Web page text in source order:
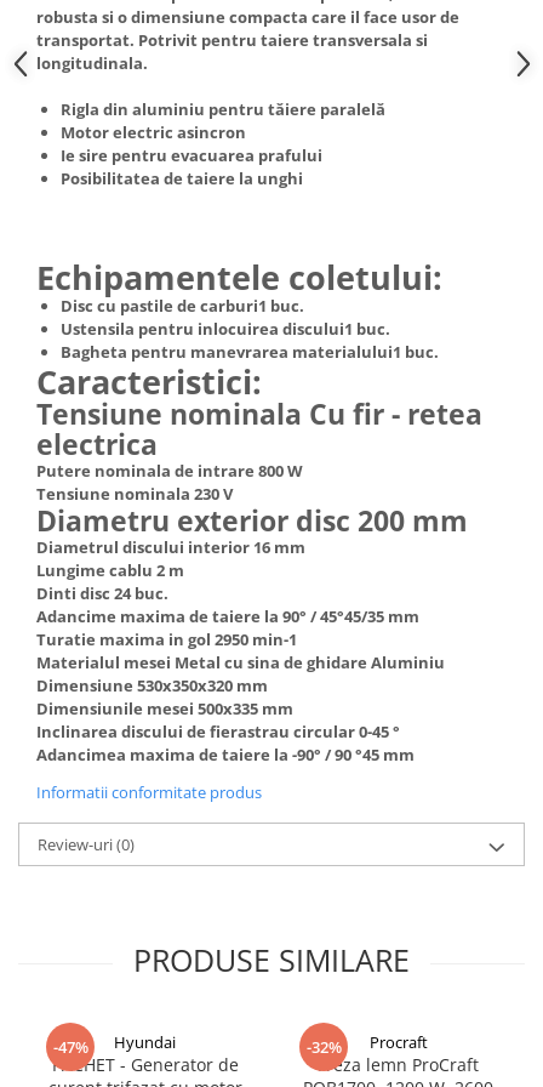
Truse de scule
Truse de lipit PPR
Vibratoare beton
Masini de spalat rufe cu uscator
Uscatoare de rufe
Pachete electrocasnice
incorporabile
Storcatoare de fructe
Televizoare
robusta si o dimensiune compacta care il face usor de
transportat. Potrivit pentru taiere transversala si
longitudinala.
Rigla din aluminiu pentru tăiere paralelă
Motor electric asincron
Ie sire pentru evacuarea prafului
Posibilitatea de taiere la unghi
Echipamentele coletului:
Disc cu pastile de carburi1 buc.
Ustensila pentru inlocuirea discului1 buc.
Bagheta pentru manevrarea materialului1 buc.
Caracteristici:
Tensiune nominala Cu fir - retea
electrica
Putere nominala de intrare 800 W
Tensiune nominala 230 V
Diametru exterior disc 200 mm
Diametrul discului interior 16 mm
Lungime cablu 2 m
Dinti disc 24 buc.
Adancime maxima de taiere la 90° / 45°45/35 mm
Turatie maxima in gol 2950 min-1
Materialul mesei Metal cu sina de ghidare Aluminiu
Dimensiune 530x350x320 mm
Dimensiunile mesei 500x335 mm
Inclinarea discului de fierastrau circular 0-45 °
Adancimea maxima de taiere la -90° / 90 °45 mm
Informatii conformitate produs
Review-uri(0)
PRODUSE SIMILARE
-47% Hyundai
PACHET - Generator de
-32% Procraft
Freza lemn ProCraft